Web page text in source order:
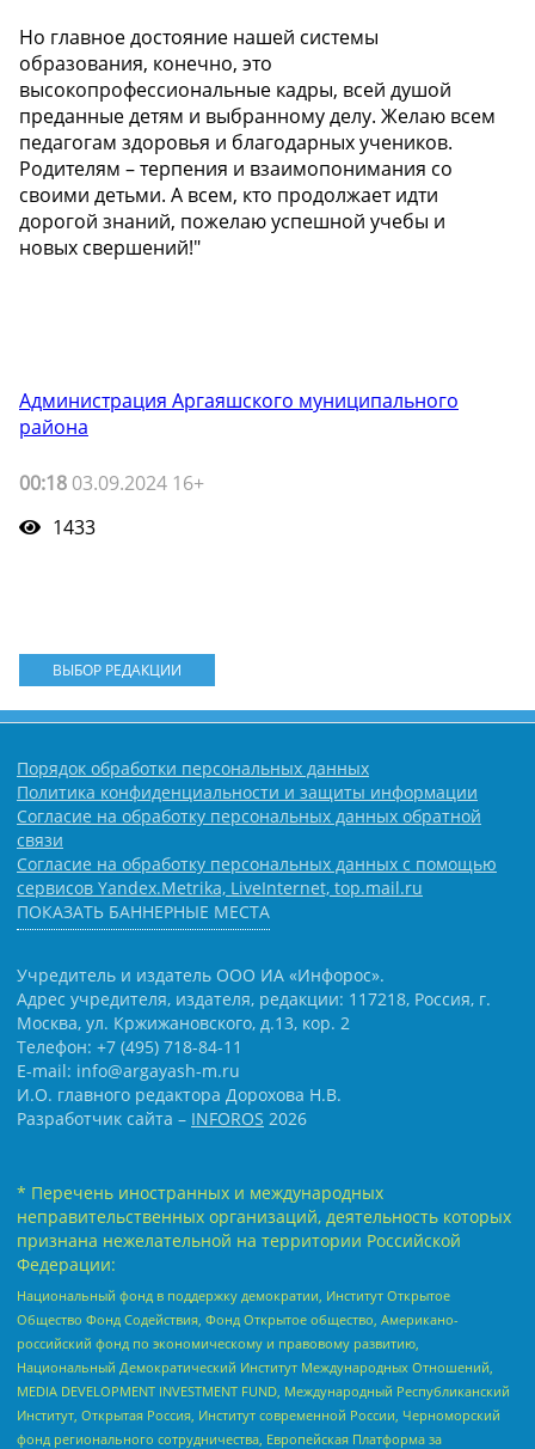
Но главное достояние нашей системы
образования, конечно, это
высокопрофессиональные кадры, всей душой
преданные детям и выбранному делу. Желаю всем
педагогам здоровья и благодарных учеников.
Родителям – терпения и взаимопонимания со
своими детьми. А всем, кто продолжает идти
дорогой знаний, пожелаю успешной учебы и
новых свершений!"
Администрация Аргаяшского муниципального
района
00:18 03.09.2024 16+
1433
ВЫБОР РЕДАКЦИИ
Порядок обработки персональных данных
Политика конфиденциальности и защиты информации
Согласие на обработку персональных данных обратной
связи
Согласие на обработку персональных данных с помощью
сервисов Yandex.Metrika, LiveInternet, top.mail.ru
ПОКАЗАТЬ БАННЕРНЫЕ МЕСТА
Учредитель и издатель ООО ИА «Инфорос».
Адрес учредителя, издателя, редакции: 117218, Россия, г.
Москва, ул. Кржижановского, д.13, кор. 2
Телефон: +7 (495) 718-84-11
E-mail: info@argayash-m.ru
И.О. главного редактора Дорохова Н.В.
Разработчик сайта – INFOROS 2026
* Перечень иностранных и международных
неправительственных организаций, деятельность которых
признана нежелательной на территории Российской
Федерации:
Национальный фонд в поддержку демократии, Институт Открытое
Общество Фонд Содействия, Фонд Открытое общество, Американо-
российский фонд по экономическому и правовому развитию,
Национальный Демократический Институт Международных Отношений,
MEDIA DEVELOPMENT INVESTMENT FUND, Международный Республиканский
Институт, Открытая Россия, Институт современной России, Черноморский
фонд регионального сотрудничества, Европейская Платформа за